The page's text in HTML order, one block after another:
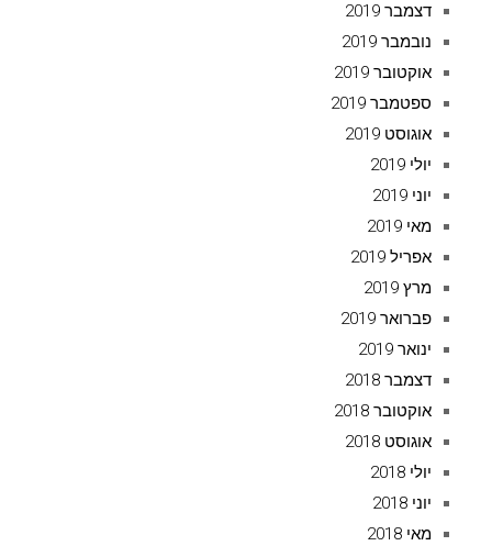
דצמבר 2019
נובמבר 2019
אוקטובר 2019
ספטמבר 2019
אוגוסט 2019
יולי 2019
יוני 2019
מאי 2019
אפריל 2019
מרץ 2019
פברואר 2019
ינואר 2019
דצמבר 2018
אוקטובר 2018
אוגוסט 2018
יולי 2018
יוני 2018
מאי 2018